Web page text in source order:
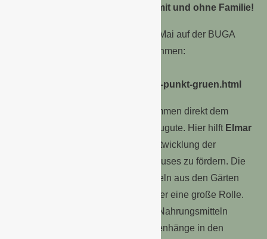
Hobbygärtner und für Anfänger mit und ohne Familie!
Termine für die Aktionen mit Elmar Mai auf der BUGA
Havelregion können Sie hier entnehmen:
havelregion.de/veranstaltungen/i-punkt-gruen.html
Die Spenden aus dieser Aktion kommen direkt dem
zugute. Hier hilft Elmar
durch sein Fachwissen, die Entwicklung der
hauseigenen Gärten des Waisenhauses zu fördern. Die
Eigenversorgung mit Nahrungsmitteln aus den Gärten
des Kinderdorfes spielt für die Kinder eine große Rolle.
Sie lernen eigenverantwortlich mit Nahrungsmitteln
umzugehen, ökologische Zusammenhänge in den